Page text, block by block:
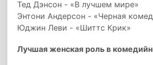
Тед Дэнсон - «В лучшем мире»
Энтони Андерсон - «Черная
Юджин Леви - «Шиттс Крик»
Лучшая женская роль в